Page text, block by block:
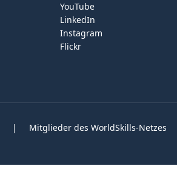
YouTube
LinkedIn
Instagram
Flickr
| Mitglieder des WorldSkills-Netzes